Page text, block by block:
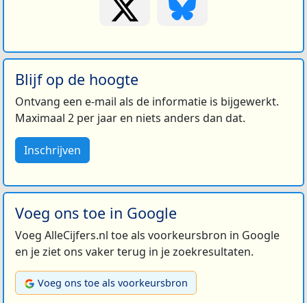
Blijf op de hoogte
Ontvang een e-mail als de informatie is bijgewerkt.
Maximaal 2 per jaar en niets anders dan dat.
Inschrijven
Voeg ons toe in Google
Voeg AlleCijfers.nl toe als voorkeursbron in Google
en je ziet ons vaker terug in je zoekresultaten.
Voeg ons toe als voorkeursbron